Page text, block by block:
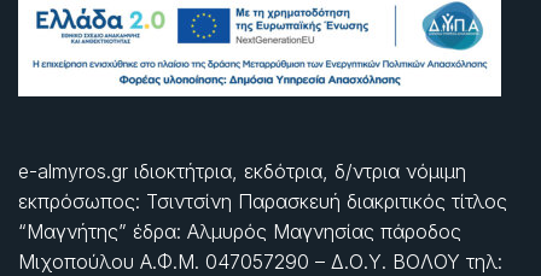
e-almyros.gr ιδιοκτήτρια, εκδότρια, δ/ντρια νόμιμη
εκπρόσωπος: Τσιντσίνη Παρασκευή διακριτικός τίτλος
“Μαγνήτης” έδρα: Αλμυρός Μαγνησίας πάροδος
Μιχοπούλου Α.Φ.Μ. 047057290 – Δ.Ο.Υ. ΒΟΛΟΥ τηλ: